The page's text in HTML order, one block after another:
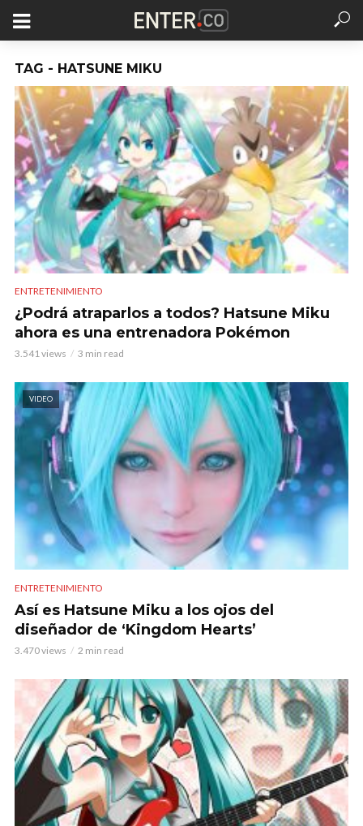
TAG - HATSUNE MIKU
ENTRETENIMIENTO
¿Podrá atraparlos a todos? Hatsune Miku
ahora es una entrenadora Pokémon
3.541 views 3 min read
VIDEO
ENTRETENIMIENTO
Así es Hatsune Miku a los ojos del
diseñador de ‘Kingdom Hearts’
3.470 views 2 min read